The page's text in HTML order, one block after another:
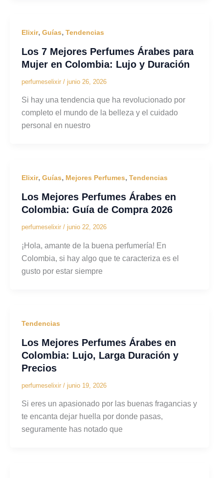
Elixir, Guías, Tendencias
Los 7 Mejores Perfumes Árabes para
Mujer en Colombia: Lujo y Duración
perfumeselixir / junio 26, 2026
Si hay una tendencia que ha revolucionado por
completo el mundo de la belleza y el cuidado
personal en nuestro
Elixir, Guías, Mejores Perfumes, Tendencias
Los Mejores Perfumes Árabes en
Colombia: Guía de Compra 2026
perfumeselixir / junio 22, 2026
¡Hola, amante de la buena perfumería! En
Colombia, si hay algo que te caracteriza es el
gusto por estar siempre
Tendencias
Los Mejores Perfumes Árabes en
Colombia: Lujo, Larga Duración y
Precios
perfumeselixir / junio 19, 2026
Si eres un apasionado por las buenas fragancias y
te encanta dejar huella por donde pasas,
seguramente has notado que